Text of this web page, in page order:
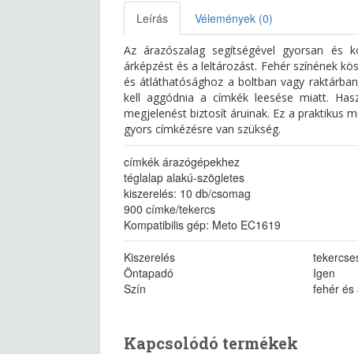
Leírás Vélemények (0)
Az árazószalag segítségével gyorsan és
árképzést és a leltározást. Fehér színének
és átláthatósághoz a boltban vagy
kell aggódnia a címkék leesése miatt.
megjelenést biztosít áruinak. Ez a praktikus
gyors címkézésre van szükség.
címkék árazógépekhez
téglalap alakú-szögletes
kiszerelés: 10 db/csomag
900 címke/tekercs
Kompatibilis gép: Meto EC1619
Kiszerelés
Öntapadó
Igen
Szín
fehér és
Kapcsolódó termékek